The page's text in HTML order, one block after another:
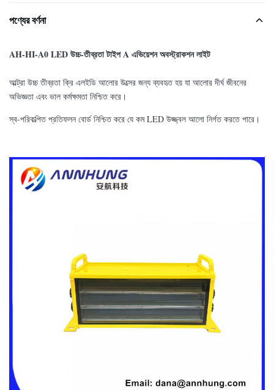
পণ্যের বর্ণনা
AH-HI-A0 LED উচ্চ-তীব্রতা টাইপ A এভিয়েশন অবস্ট্রাকশন লাইট
আল্ট্রা উচ্চ তীব্রতা ক্রি এলইডি আলোর উত্সের জন্য ব্যবহৃত হয় যা আলোর দীর্ঘ জীবনের
অভিজ্ঞতা এবং ভাল কর্মক্ষমতা নিশ্চিত করে।
স্ব-পরিকল্পিত প্রতিফলন বোর্ড নিশ্চিত করে যে কম LED উজ্জ্বল আলো নির্গত করতে পারে।